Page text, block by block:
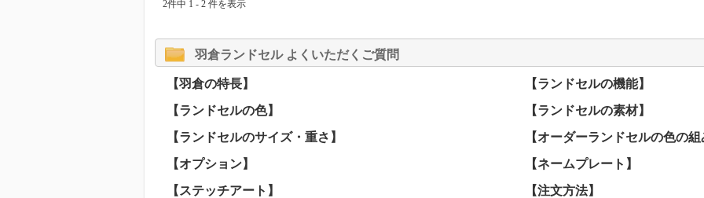
2件中 1 - 2 件を表示
羽倉ランドセル よくいただくご質問
【羽倉の特長】
【ランドセルの機能】
【ランドセルの色】
【ランドセルの素材】
【ランドセルのサイズ・重さ】
【オーダーランドセルの色の
【オプション】
【ネームプレート】
【ステッチアート】
【注文方法】